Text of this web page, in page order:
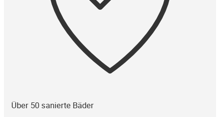
Über 50 sanierte Bäder